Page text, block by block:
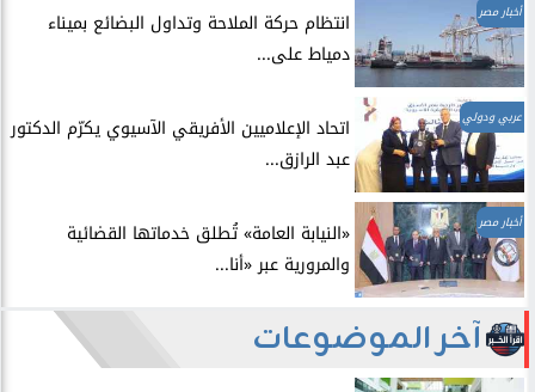
أخبار مصر
انتظام حركة الملاحة وتداول البضائع بميناء
دمياط على...
عربي ودولي
اتحاد الإعلاميين الأفريقي الآسيوي يكرّم الدكتور
عبد الرازق...
أخبار مصر
​«النيابة العامة» تُطلق خدماتها القضائية
والمرورية عبر «أنا...
آخر الموضوعات